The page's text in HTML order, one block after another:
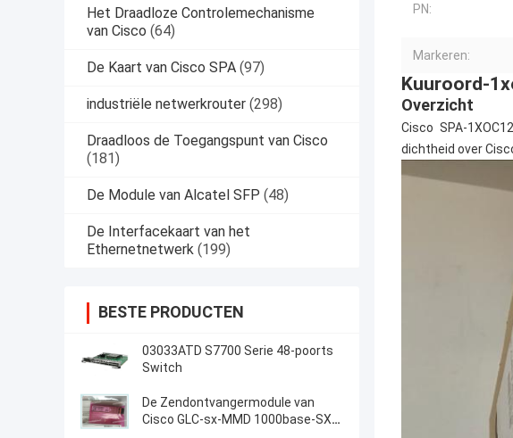
Het Draadloze Controlemechanisme
van Cisco (64)
De Kaart van Cisco SPA (97)
industriële netwerkrouter (298)
Draadloos de Toegangspunt van Cisco
(181)
De Module van Alcatel SFP (48)
De Interfacekaart van het
Ethernetnetwerk (199)
BESTE PRODUCTEN
03033ATD S7700 Serie 48-poorts
Switch
De Zendontvangermodule van
Cisco GLC-sx-MMD 1000base-SX
PN:
Markeren:
Kuuroord-
Overzicht
Cisco SPA-
dichtheid over